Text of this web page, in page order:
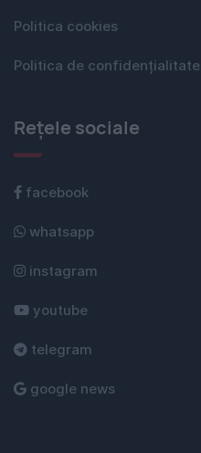
Politica cookies
Politica de confidențialitate
Rețele sociale
facebook
whatsapp
instagram
youtube
telegram
google news